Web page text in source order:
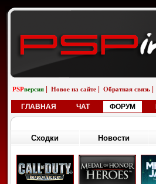
PSPверсия Новое на сайте Обратная связь
ГЛАВНАЯ ЧАТ ФОРУМ
Сходки Новости